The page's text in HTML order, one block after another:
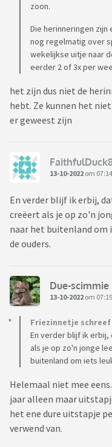
zoon.
Die herinneringen zijn
nog regelmatig over
wekelijkse uitje naar
eerder 2 of 3x per
het zijn dus niet de
hebt. Ze kunnen het
er geweest zijn
13-10-2022 om 07:14
En verder blijf ik erbij,
creëert als je op zo'n
naar het buitenland om
de ouders.
Due-scimmie
13-10-2022 om 07:19
Friezinnetje schreef
En verder blijf ik
als je op zo'n jonge
buitenland om iets
Helemaal niet mee
jaar alleen maar
het ene dure uitstapje
verwend van.